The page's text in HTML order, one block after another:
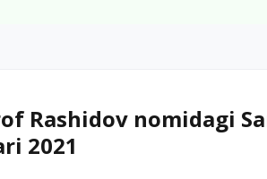
Rashidov nomidagi
2021